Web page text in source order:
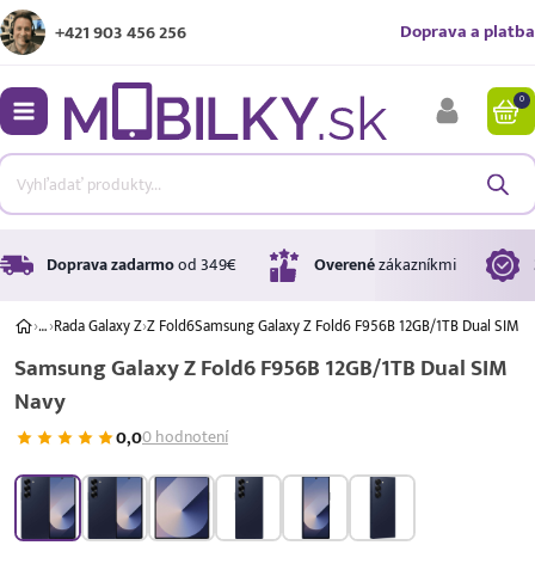
+421 903 456 256 Doprava a platba
0
Doprava zadarmood 349€ Overenézákazníkmi
›…›Rada Galaxy Z›Z Fold6Samsung Galaxy Z Fold6 F956B 12GB/1TB Dual SIM
Samsung Galaxy Z Fold6 F956B 12GB/1TB Dual SIM
Navy
0,00 hodnotení
A A ↑
G
Úrok
17,99 %